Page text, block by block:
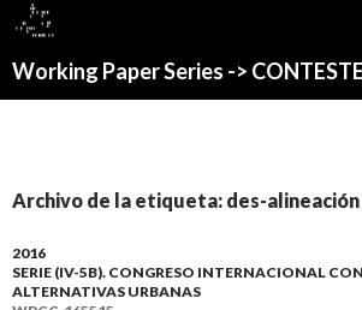
Archivo de la etiqueta: des-alineación
2016
SERIE (IV-5B). CONGRESO INTERNACIONAL
ALTERNATIVAS URBANAS